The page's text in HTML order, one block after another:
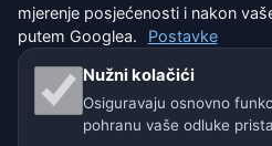
Pomažemo životinjama
Sitemap
mjerenje posjećenosti i nakon
putem Googlea.
Postavke
Nužni kolačići
Osiguravaju osnovno
pohranu vaše odluke